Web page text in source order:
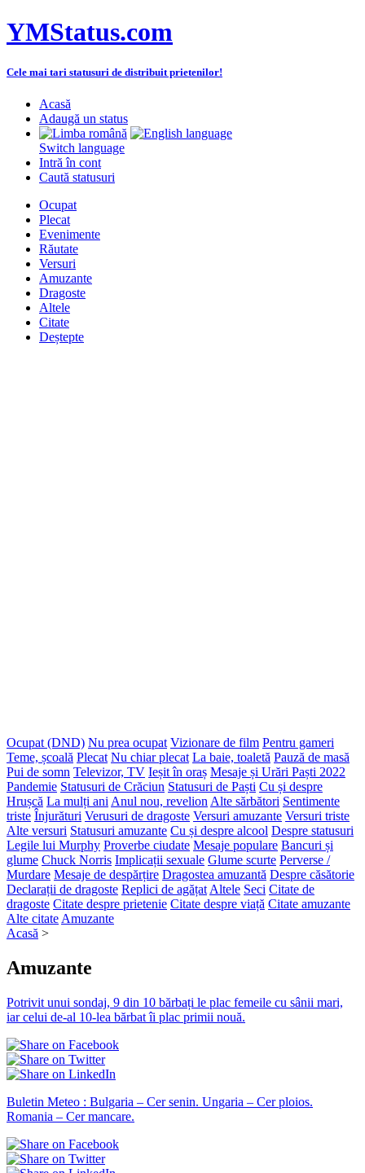
YMStatus.com
Cele mai tari statusuri de distribuit prietenilor!
Acasă
Adaugă un status
Switch language
Intră în cont
Caută statusuri
Ocupat
Plecat
Evenimente
Răutate
Versuri
Amuzante
Dragoste
Altele
Citate
Deștepte
Ocupat (DND) Nu prea ocupat Vizionare de film Pentru gameri
Teme, școală Plecat Nu chiar plecat La baie, toaletă Pauză de masă
Pui de somn Televizor, TV Ieșit în oraș Mesaje și Urări Paști 2022
Pandemie Statusuri de Crăciun Statusuri de Paști Cu și despre
Hrușcă La mulți ani Anul nou, revelion Alte sărbători Sentimente
triste Înjurături Verusuri de dragoste Versuri amuzante Versuri triste
Alte versuri Statusuri amuzante Cu și despre alcool Despre statusuri
Legile lui Murphy Proverbe ciudate Mesaje populare Bancuri și
glume Chuck Norris Implicații sexuale Glume scurte Perverse /
Murdare Mesaje de despărțire Dragostea amuzantă Despre căsătorie
Declarații de dragoste Replici de agățat Altele Seci Citate de
dragoste Citate despre prietenie Citate despre viață Citate amuzante
Alte citate Amuzante
Acasă >
Amuzante
Potrivit unui sondaj, 9 din 10 bărbați le plac femeile cu sânii mari,
iar celui de-al 10-lea bărbat îi plac primii nouă.
Buletin Meteo : Bulgaria – Cer senin. Ungaria – Cer ploios.
Romania – Cer mancare.